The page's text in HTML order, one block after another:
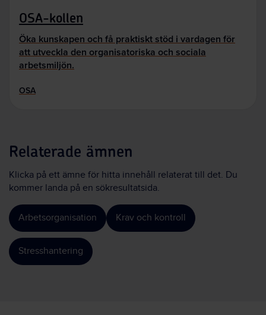
OSA-kollen
Öka kunskapen och få praktiskt stöd i vardagen för
att utveckla den organisatoriska och sociala
arbetsmiljön.
OSA
Relaterade ämnen
Klicka på ett ämne för hitta innehåll relaterat till det. Du
kommer landa på en sökresultatsida.
Arbetsorganisation Krav och kontroll
Stresshantering